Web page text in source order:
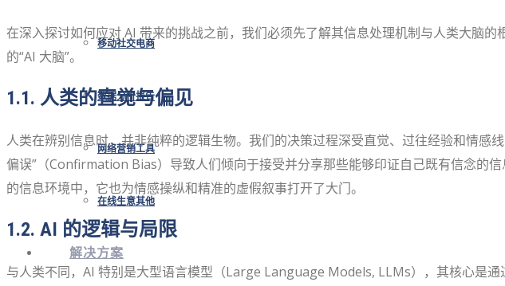
移动社交电商
数据分析报告
网络营销工具
在线生意其他
解决方案
在深入探讨如何应对 AI 带来的挑战之前，我们必须先了解其信息处理机制与人类大脑
的“AI 大脑”。
1.1. 人类的直觉与偏见
人类在辨别信息时，并非纯粹的逻辑生物。我们的决策过程深受直觉、过往经验和情感
偏误”（Confirmation Bias）导致人们倾向于接受并分享那些能够印证自己既有信念的
的信息环境中，它也为情感操纵和精准的虚假叙事打开了大门。
1.2. AI 的逻辑与局限
与人类不同，AI 特别是大型语言模型（Large Language Models, LLMs），其核心是